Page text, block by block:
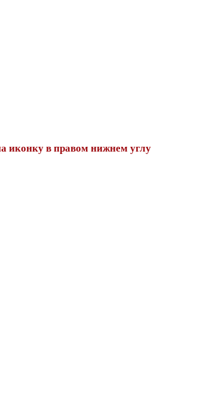
иконку в правом нижнем углу